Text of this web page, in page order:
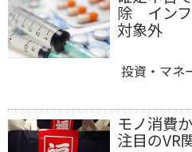
除 インフ
対象外
投資・マネ
モノ消費
注目のVR